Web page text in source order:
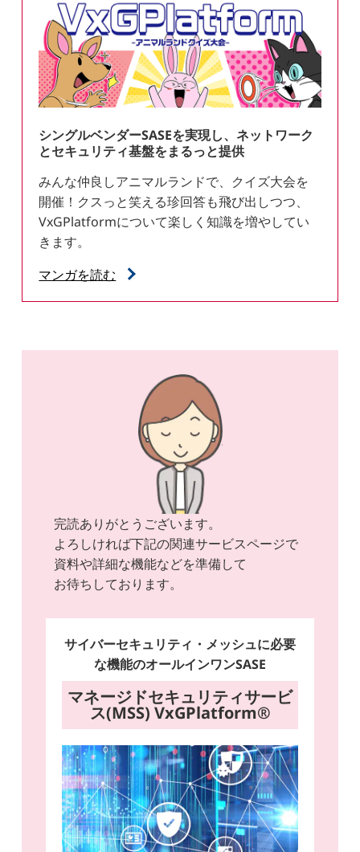
シングルベンダーSASEを実現し、ネットワーク
とセキュリティ基盤をまるっと提供
みんな仲良しアニマルランドで、クイズ大会を
開催！クスっと笑える珍回答も飛び出しつつ、
VxGPlatformについて楽しく知識を増やしてい
きます。
マンガを読む
完読ありがとうございます。
よろしければ下記の関連サービスページで
資料や詳細な機能などを準備して
お待ちしております。
サイバーセキュリティ・メッシュに必要
な機能のオールインワンSASE
マネージドセキュリティサービ
ス(MSS) VxGPlatform®